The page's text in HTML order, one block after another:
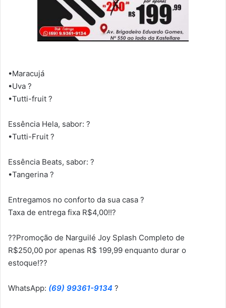
•Maracujá
•Uva ?
•Tutti-fruit ?
Essência Hela, sabor: ?
•Tutti-Fruit ?
Essência Beats, sabor: ?
•Tangerina ?
Entregamos no conforto da sua casa ?
Taxa de entrega fixa R$4,00!!?
??Promoção de Narguilé Joy Splash Completo de
R$250,00 por apenas R$ 199,99 enquanto durar o
estoque!??
WhatsApp: (69) 99361-9134 ?